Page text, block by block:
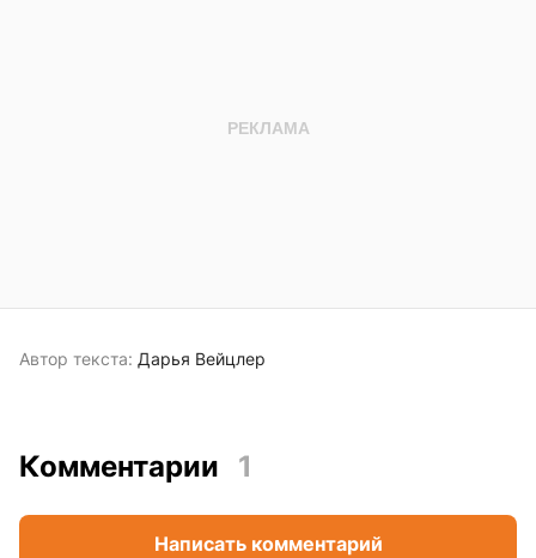
Автор текста: Дарья Вейцлер
Комментарии 1
Написать комментарий